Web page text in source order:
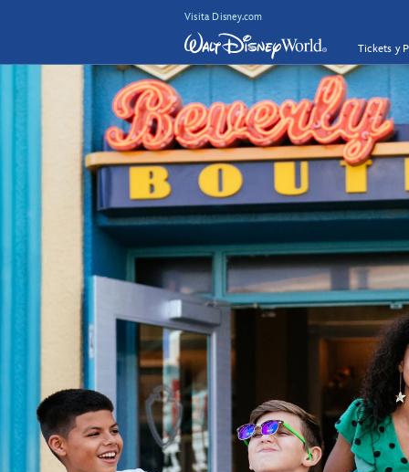
Visita Disney.com
Tickets y